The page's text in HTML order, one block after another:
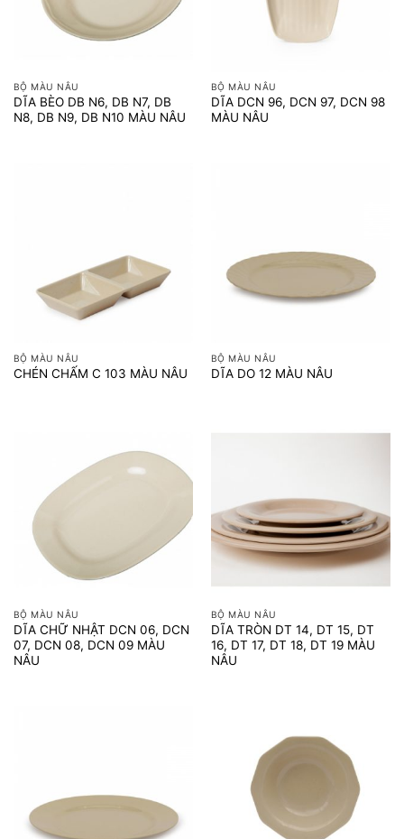
BỘ MÀU NÂU
DĨA BÈO DB N6, DB N7, DB
N8, DB N9, DB N10 MÀU NÂU
BỘ MÀU NÂU
DĨA DCN 96, DCN 97, DCN 98
MÀU NÂU
BỘ MÀU NÂU
CHÉN CHẤM C 103 MÀU NÂU
BỘ MÀU NÂU
DĨA DO 12 MÀU NÂU
BỘ MÀU NÂU
DĨA CHỮ NHẬT DCN 06, DCN
07, DCN 08, DCN 09 MÀU
NÂU
BỘ MÀU NÂU
DĨA TRÒN DT 14, DT 15, DT
16, DT 17, DT 18, DT 19 MÀU
NÂU